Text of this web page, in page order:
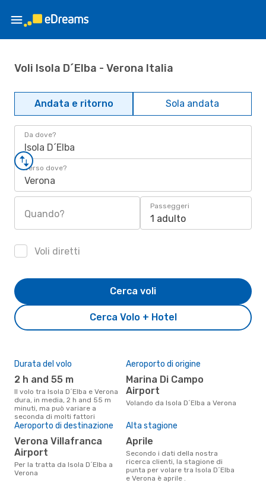
Voli Isola D´Elba - Verona Italia
Andata e ritorno Sola andata
Da dove?
Isola D´Elba
Verso dove?
Verona
Quando?
Passeggeri
1 adulto
Voli diretti
Cerca Volo + Hotel
Cerca voli
Durata del volo
2 h and 55 m
Il volo tra Isola D´Elba e Verona
dura, in media, 2 h and 55 m
minuti, ma può variare a
seconda di molti fattori
Aeroporto di origine
Marina Di Campo
Airport
Volando da Isola D´Elba a Verona
Aeroporto di destinazione
Verona Villafranca
Airport
Per la tratta da Isola D´Elba a
Verona
Alta stagione
aprile
Secondo i dati della nostra
ricerca clienti, la stagione di
punta per volare tra Isola D´Elba
e Verona è aprile .